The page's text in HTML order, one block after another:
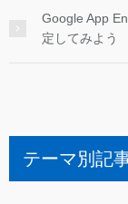
Google App
定してみよう
テーマ別記